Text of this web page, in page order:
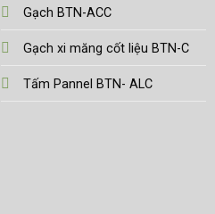
Gạch BTN-ACC
Gạch xi măng cốt liệu BTN-C
Tấm Pannel BTN- ALC